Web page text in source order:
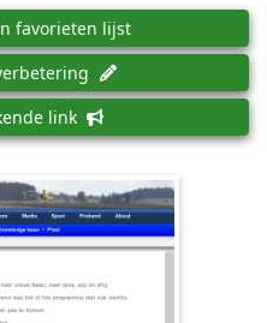
favorieten lijst
link